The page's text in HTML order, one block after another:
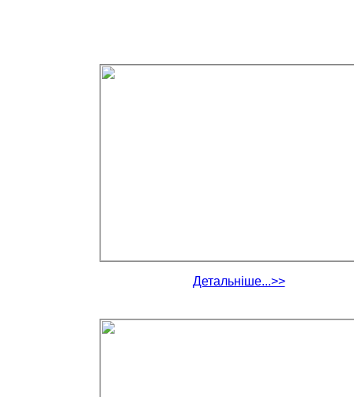
Детальніше...>>